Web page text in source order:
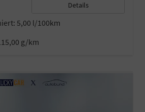
Details
5,00 l/100km
g/km